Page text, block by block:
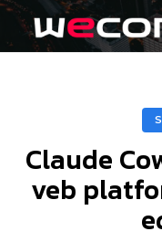
Claude
veb